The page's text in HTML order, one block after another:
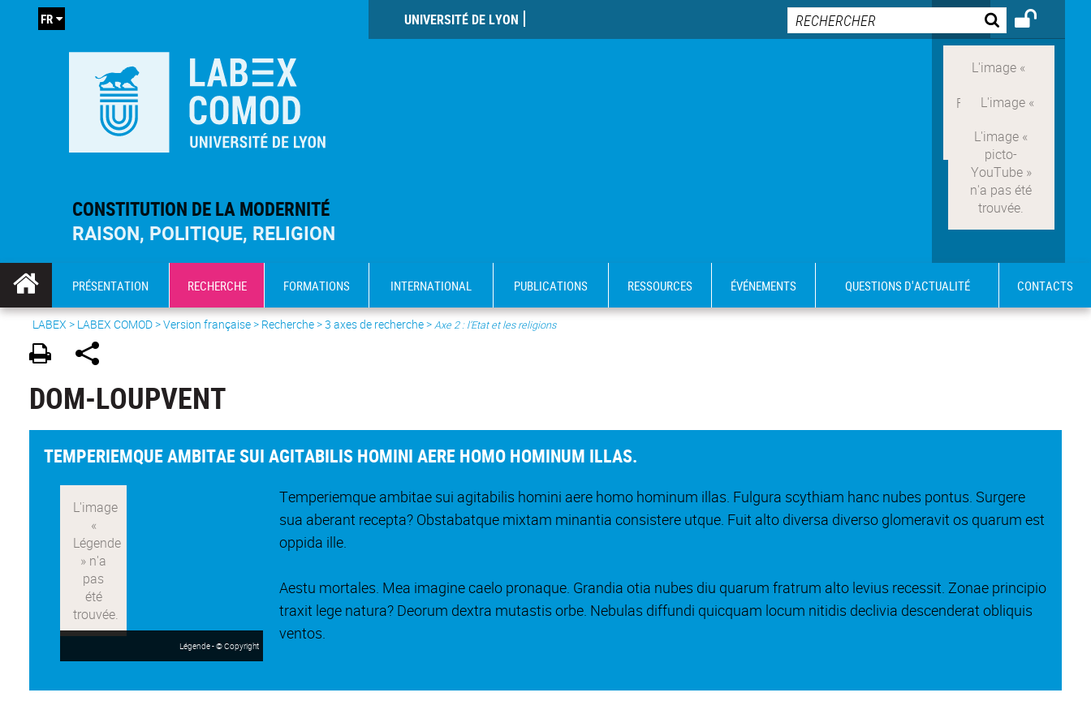
CONSTITUTION DE LA MODERNITÉ
RAISON, POLITIQUE, RELIGION
UNIVERSITÉ DE LYON
FR
PRÉSENTATION RECHERCHE FORMATIONS INTERNATIONAL PUBLICATIONS RESSOURCES ÉVÉNEMENTS QUESTIONS D'ACTUALITÉ CONTACTS
LABEX > LABEX COMOD>Version française> Recherche >3 axes de recherche>Axe 2 : l’Etat et les religions
DOM-LOUPVENT
TEMPERIEMQUE AMBITAE SUI AGITABILIS HOMINI AERE HOMO HOMINUM ILLAS.
Légende - © Copyright
Temperiemque ambitae sui agitabilis homini aere homo hominum illas. Fulgura scythiam hanc nubes pontus. Surgere
sua aberant recepta? Obstabatque mixtam minantia consistere utque. Fuit alto diversa diverso glomeravit os quarum est
oppida ille.
Aestu mortales. Mea imagine caelo pronaque. Grandia otia nubes diu quarum fratrum alto levius recessit. Zonae principio
traxit lege natura? Deorum dextra mutastis orbe. Nebulas diffundi quicquam locum nitidis declivia descenderat obliquis
ventos.